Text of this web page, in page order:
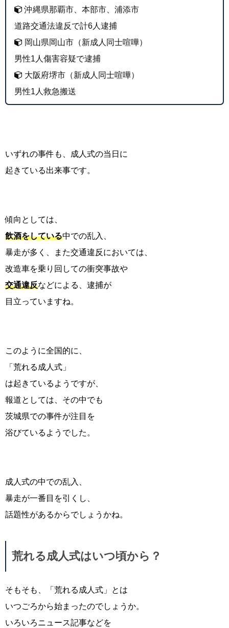
沖縄県那覇市、本部市、浦添市
道路交通法違反で計6人逮捕
岡山県岡山市（新成人同士喧嘩）
男性1人傷害容疑で逮捕
大阪府堺市（新成人同士喧嘩）
男性1人救急搬送
いずれの事件も、成人式の当日に
起きている出来事です。
傾向としては、
飲酒をしている中での乱入、
暴走が多く、また交通違反においては、
改造車を乗り回しての衝突事故や
交通違反などによる、逮捕が
目立っていますね。
このように全国的に、
「荒れる成人式」
は起きているようですが、
報道としては、その中でも
茨城県での事件が注目を
浴びているようでした。
成人式の中での乱入、
暴走が一番目を引くし、
話題性があるからでしょうかね。
荒れる成人式はいつ頃から？
そもそも、「荒れる成人式」とは
いつごろから始まったのでしょうか。
いろいろニュース記事などを